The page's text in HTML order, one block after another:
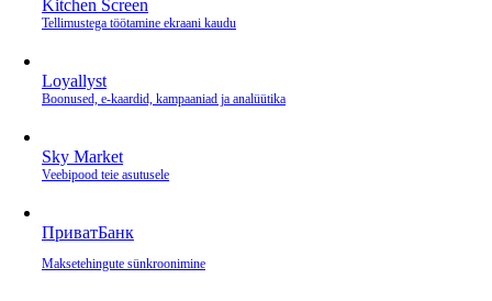
Kitchen Screen
Tellimustega töötamine ekraani kaudu
Loyallyst
Boonused, e‑kaardid, kampaaniad ja analüütika
Sky Market
Veebipood teie asutusele
ПриватБанк
Makse­tehingute sünkroonimine